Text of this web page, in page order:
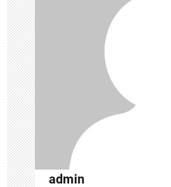
п
о
з
а
п
и
с
admin